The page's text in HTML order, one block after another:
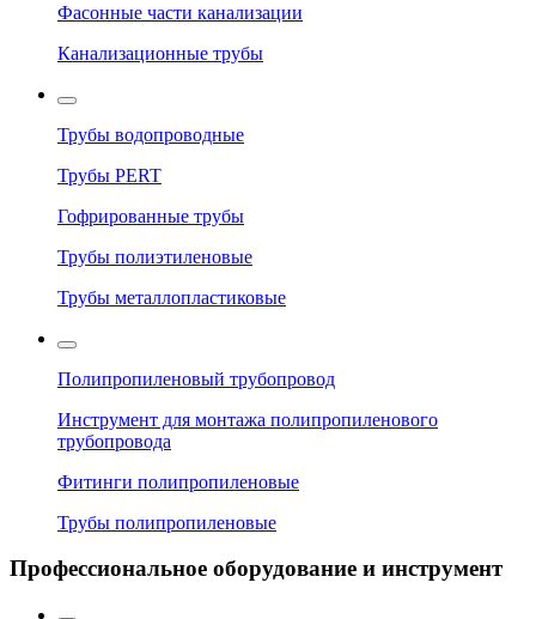
Фасонные части канализации
Канализационные трубы
Трубы водопроводные
Трубы PERT
Гофрированные трубы
Трубы полиэтиленовые
Трубы металлопластиковые
Полипропиленовый трубопровод
Инструмент для монтажа полипропиленового
трубопровода
Фитинги полипропиленовые
Трубы полипропиленовые
Профессиональное оборудование и инструмент